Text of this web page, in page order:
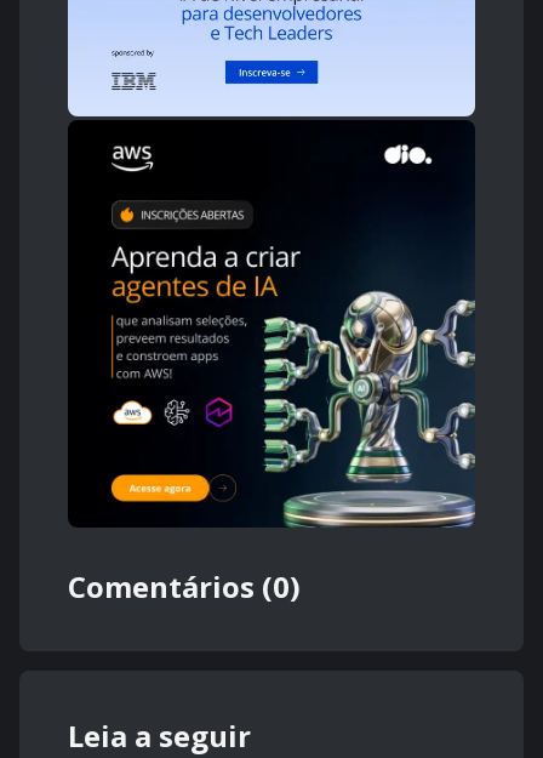
Comentários (0)
Leia a seguir